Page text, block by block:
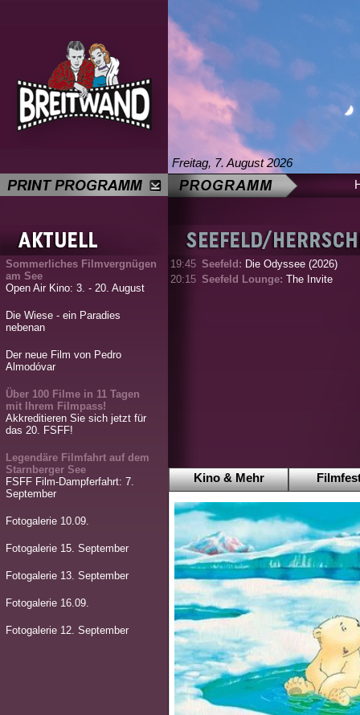
Freitag, 7. August 2026
Sommerliches Filmvergnügen
am See
Open Air Kino: 3. - 20. August
Die Wiese - ein Paradies
nebenan
Der neue Film von Pedro
Almodóvar
Über 100 Filme in 11 Tagen
mit Ihrem Filmpass!
Akkreditieren Sie sich jetzt für
das 20. FSFF!
Legendäre Filmfahrt auf dem
Starnberger See
FSFF Film-Dampferfahrt: 7.
September
Fotogalerie 10.09.
Fotogalerie 15. September
Fotogalerie 13. September
Fotogalerie 16.09.
Fotogalerie 12. September
19:45 Seefeld: Die Odyssee (2026)
20:15 Seefeld Lounge: The Invite
Kino & Mehr